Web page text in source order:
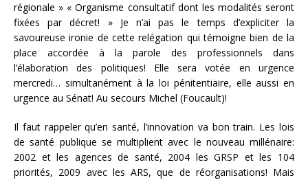
régionale » « Organisme consultatif dont les modalités seront
fixées par décret! » Je n’ai pas le temps d’expliciter la
savoureuse ironie de cette relégation qui témoigne bien de la
place accordée à la parole des professionnels dans
l’élaboration des politiques! Elle sera votée en urgence
mercredi… simultanément à la loi pénitentiaire, elle aussi en
urgence au Sénat! Au secours Michel (Foucault)!
Il faut rappeler qu’en santé, l’innovation va bon train. Les lois
de santé publique se multiplient avec le nouveau millénaire:
2002 et les agences de santé, 2004 les GRSP et les 104
priorités, 2009 avec les ARS, que de réorganisations! Mais